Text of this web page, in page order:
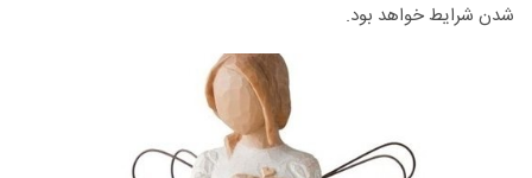
شدن شرایط خواهد بود.